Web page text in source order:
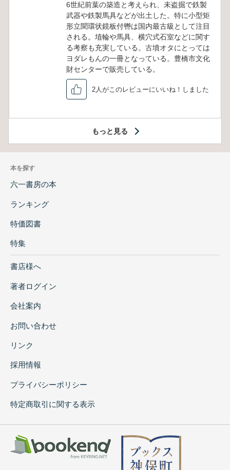
6世紀前葉の築造と考えられ、未盗掘で鉄製
武器や鉄製馬具などが出土した。特に小型矩
形立聞環状鏡板付轡は国内最古級として注目
される。埴輪や馬具、横穴式石室などに関す
る考察も充実している。古墳オタにとっては
ヨダレもんの一冊となっている。豊橋市文化
財センターで販売している。
2人がこのレビューにいいね！しました
もっと見る
本を探す
六一書房の本
ランキング
特価図書
特集
書店様へ
著者ログイン
会社案内
お問い合わせ
リンク
採用情報
プライバシーポリシー
特定商取引に関する表示